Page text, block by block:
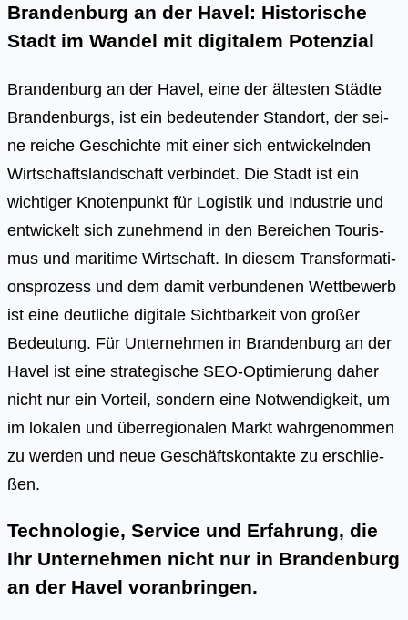
Brandenburg an der Havel: Historische
Stadt im Wandel mit digitalem Potenzial
Bran­den­burg an der Havel, eine der ältes­ten Städ­te
Bran­den­burgs, ist ein bedeu­ten­der Stand­ort, der sei­
ne rei­che Geschich­te mit einer sich ent­wi­ckeln­den
Wirt­schafts­land­schaft ver­bin­det. Die Stadt ist ein
wich­ti­ger Kno­ten­punkt für Logis­tik und Indus­trie und
ent­wi­ckelt sich zuneh­mend in den Berei­chen Tou­ris­
mus und mari­ti­me Wirt­schaft. In die­sem Trans­for­ma­ti­
ons­pro­zess und dem damit ver­bun­de­nen Wett­be­werb
ist eine deut­li­che digi­ta­le Sicht­bar­keit von gro­ßer
Bedeu­tung. Für Unter­neh­men in Bran­den­burg an der
Havel ist eine stra­te­gi­sche SEO-Opti­mie­rung daher
nicht nur ein Vor­teil, son­dern eine Not­wen­dig­keit, um
im loka­len und über­re­gio­na­len Markt wahr­ge­nom­men
zu wer­den und neue Geschäfts­kon­tak­te zu erschlie­
ßen.
Technologie, Service und Erfahrung, die
Ihr Unternehmen nicht nur in Brandenburg
an der Havel voranbringen.